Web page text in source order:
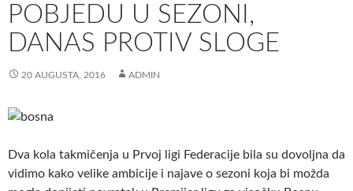
POBJEDU U SEZONI,
DANAS PROTIV SLOGE
20 AUGUSTA, 2016 ADMIN
Dva kola takmičenja u Prvoj ligi Federacije bila su dovoljna da
vidimo kako velike ambicije i najave o sezoni koja bi možda